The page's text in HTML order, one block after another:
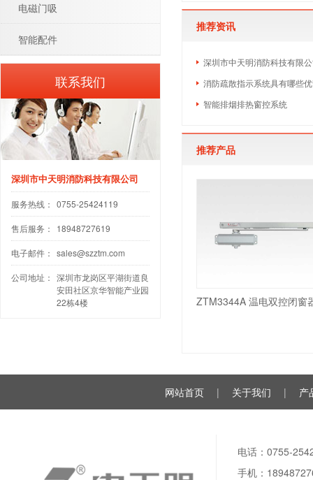
推荐资讯
深圳市中天明消防科技有限
消防疏散指示系统具有哪些
智能排烟排热窗控系统
推荐产品
电磁门吸
智能配件
联系我们
深圳市中天明消防科技有限公司
服务热线： 0755-25424119
售后服务： 18948727619
电子邮件： sales@szztm.com
公司地址： 深圳市龙岗区平湖街道良
安田社区京华智能产业园
22栋4楼
网站首页 | 关于我们 | 产
电话：0755-
手机：